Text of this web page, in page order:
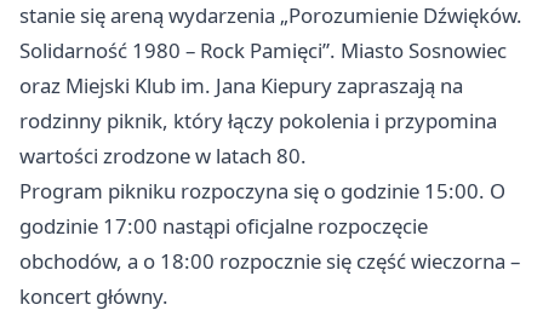
stanie się areną wydarzenia „Porozumienie Dźwięków.
Solidarność 1980 – Rock Pamięci”. Miasto Sosnowiec
oraz Miejski Klub im. Jana Kiepury zapraszają na
rodzinny piknik, który łączy pokolenia i przypomina
wartości zrodzone w latach 80.
Program pikniku rozpoczyna się o godzinie 15:00. O
godzinie 17:00 nastąpi oficjalne rozpoczęcie
obchodów, a o 18:00 rozpocznie się część wieczorna –
koncert główny.